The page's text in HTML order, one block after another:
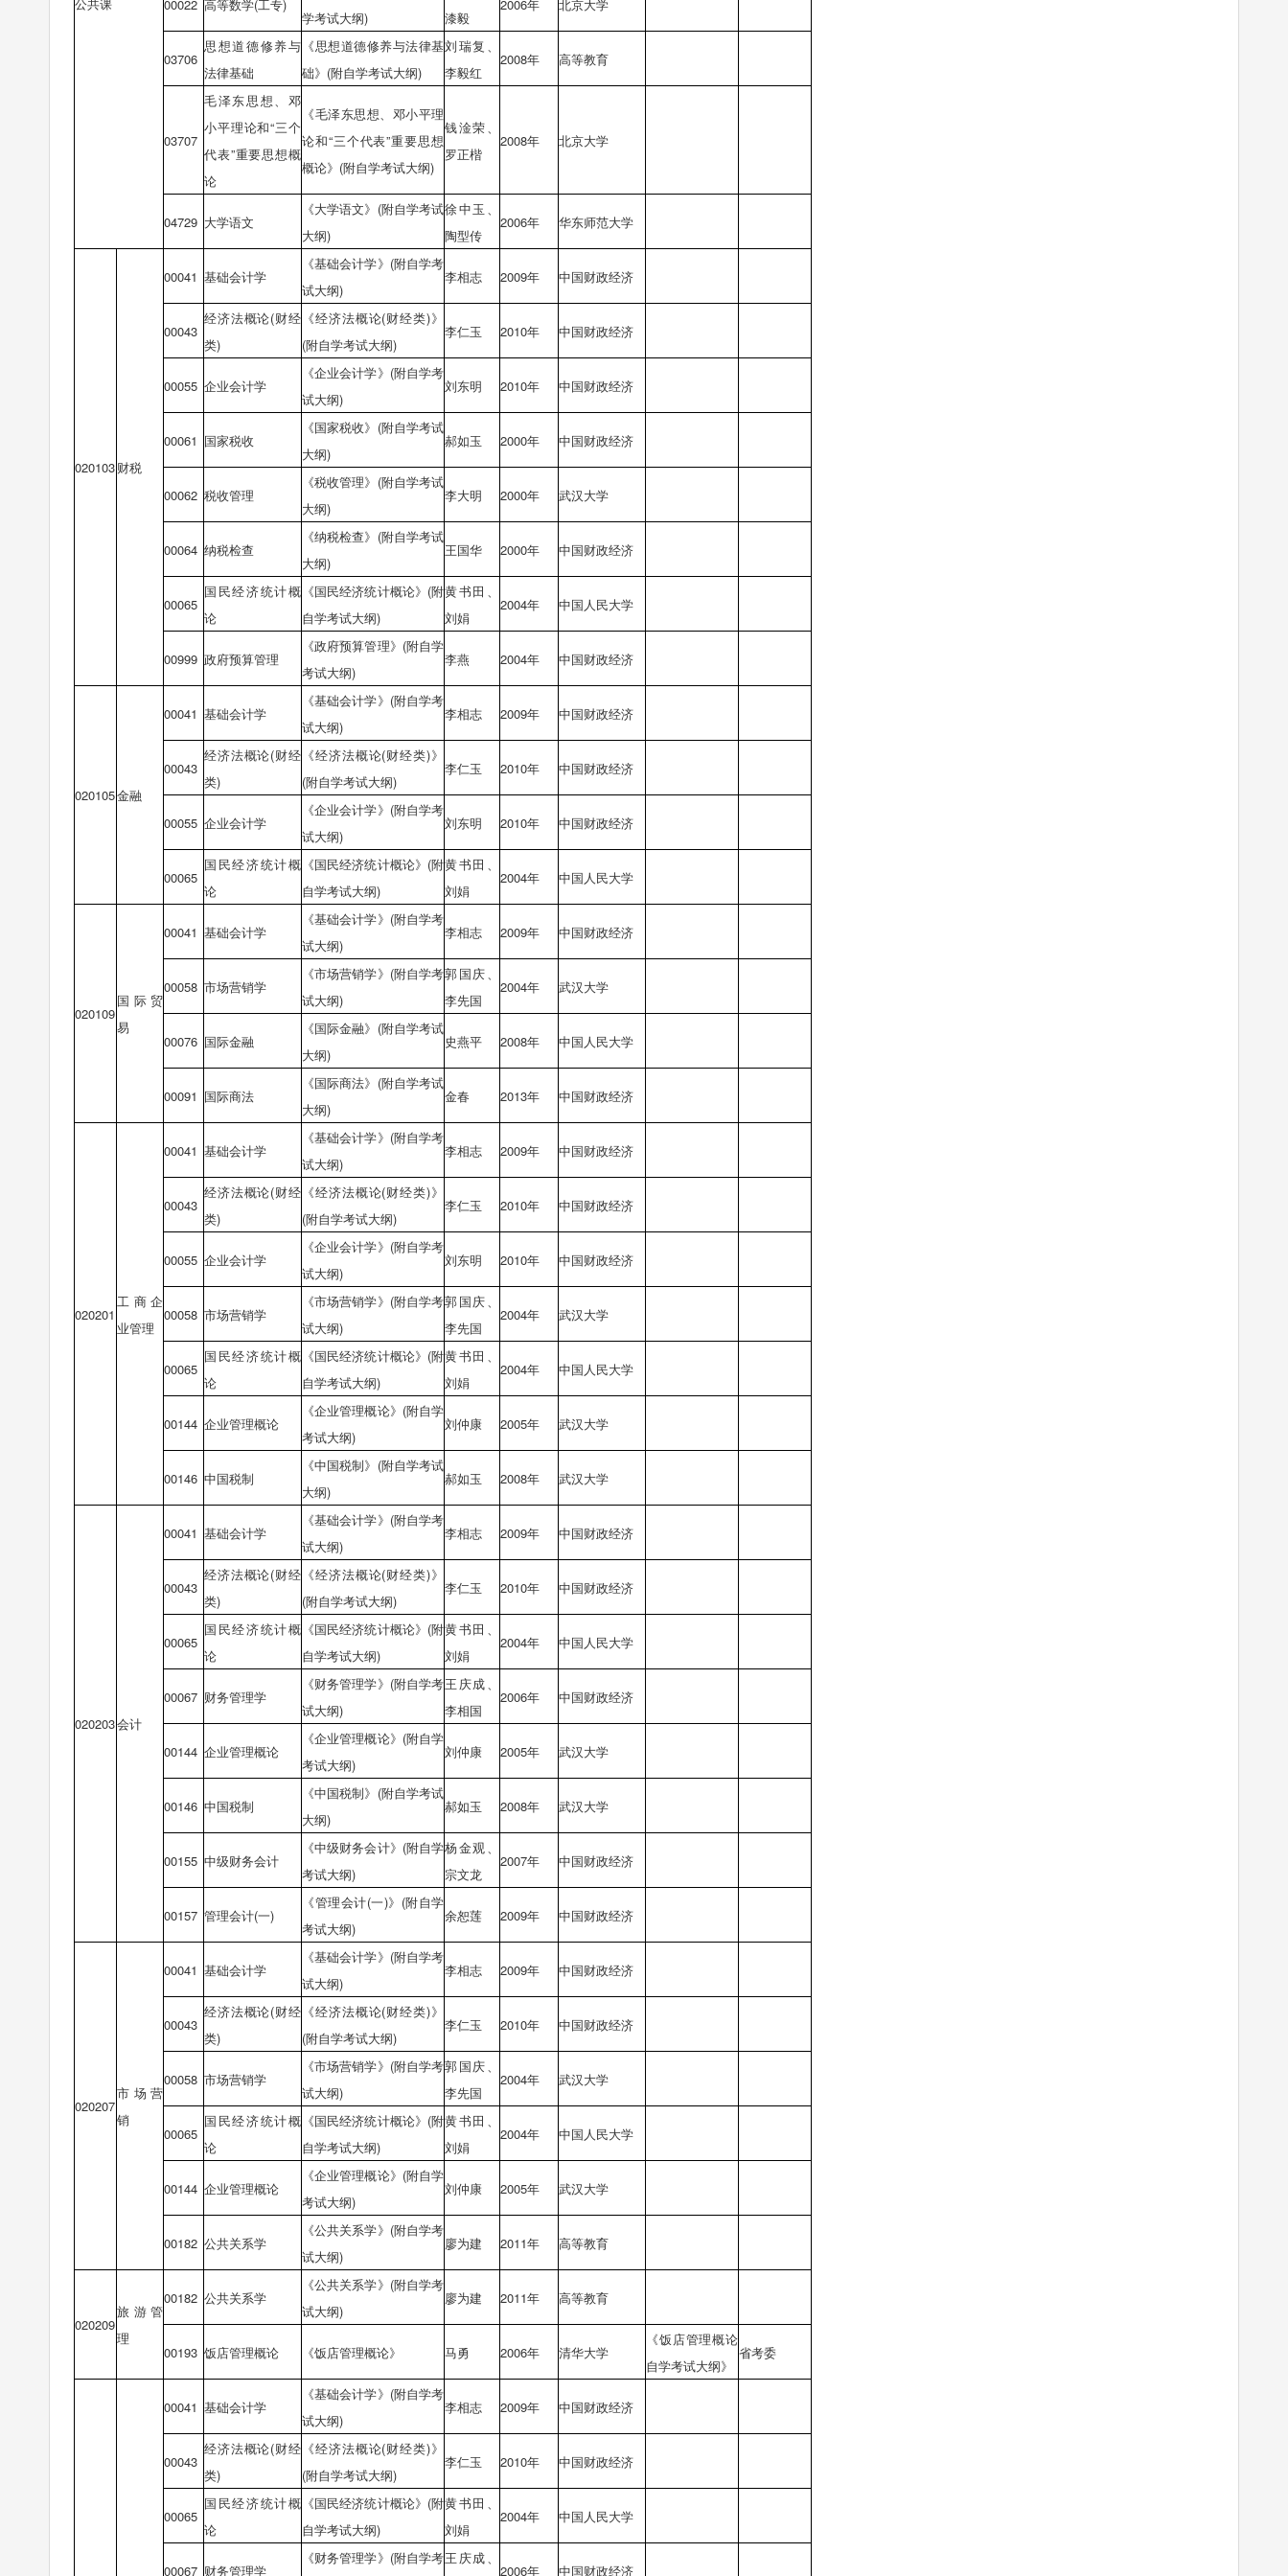
00022 高等数学(工专)
学考试大纲)
漆毅
2006年 北京大学
03706
思想道德修养与
法律基础
《思想道德修养与法律基
础》(附自学考试大纲)
刘瑞复、
李毅红
2008年 高等教育
03707
毛泽东思想、邓
小平理论和“三个
代表”重要思想概
论
《毛泽东思想、邓小平理
论和“三个代表”重要思想
概论》(附自学考试大纲)
钱淦荣、
罗正楷
2008年 北京大学
04729 大学语文
《大学语文》(附自学考试
大纲)
徐中玉、
陶型传
2006年 华东师范大学
020103财税
00041 基础会计学
《基础会计学》(附自学考
试大纲)
李相志 2009年 中国财政经济
00043
经济法概论(财经
类)
《经济法概论(财经类)》
(附自学考试大纲)
李仁玉 2010年 中国财政经济
00055 企业会计学
《企业会计学》(附自学考
试大纲)
刘东明 2010年 中国财政经济
00061 国家税收
《国家税收》(附自学考试
大纲)
郝如玉 2000年 中国财政经济
00062 税收管理
《税收管理》(附自学考试
大纲)
李大明 2000年 武汉大学
00064 纳税检查
《纳税检查》(附自学考试
大纲)
王国华 2000年 中国财政经济
00065
国民经济统计概
论
《国民经济统计概论》(附
自学考试大纲)
黄书田、
刘娟
2004年 中国人民大学
00999 政府预算管理
《政府预算管理》(附自学
考试大纲)
李燕 2004年 中国财政经济
020105金融
00041 基础会计学
《基础会计学》(附自学考
试大纲)
李相志 2009年 中国财政经济
00043
经济法概论(财经
类)
《经济法概论(财经类)》
(附自学考试大纲)
李仁玉 2010年 中国财政经济
00055 企业会计学
《企业会计学》(附自学考
试大纲)
刘东明 2010年 中国财政经济
00065
国民经济统计概
论
《国民经济统计概论》(附
自学考试大纲)
黄书田、
刘娟
2004年 中国人民大学
020109
国际贸
易
00041 基础会计学
《基础会计学》(附自学考
试大纲)
李相志 2009年 中国财政经济
00058 市场营销学
《市场营销学》(附自学考
试大纲)
郭国庆、
李先国
2004年 武汉大学
00076 国际金融
《国际金融》(附自学考试
大纲)
史燕平 2008年 中国人民大学
00091 国际商法
《国际商法》(附自学考试
大纲)
金春 2013年 中国财政经济
020201
工商企
业管理
00041 基础会计学
《基础会计学》(附自学考
试大纲)
李相志 2009年 中国财政经济
00043
经济法概论(财经
类)
《经济法概论(财经类)》
(附自学考试大纲)
李仁玉 2010年 中国财政经济
00055 企业会计学
《企业会计学》(附自学考
试大纲)
刘东明 2010年 中国财政经济
00058 市场营销学
《市场营销学》(附自学考
试大纲)
郭国庆、
李先国
2004年 武汉大学
00065
国民经济统计概
论
《国民经济统计概论》(附
自学考试大纲)
黄书田、
刘娟
2004年 中国人民大学
00144 企业管理概论
《企业管理概论》(附自学
考试大纲)
刘仲康 2005年 武汉大学
00146 中国税制
《中国税制》(附自学考试
大纲)
郝如玉 2008年 武汉大学
020203会计
00041 基础会计学
《基础会计学》(附自学考
试大纲)
李相志 2009年 中国财政经济
00043
经济法概论(财经
类)
《经济法概论(财经类)》
(附自学考试大纲)
李仁玉 2010年 中国财政经济
00065
国民经济统计概
论
《国民经济统计概论》(附
自学考试大纲)
黄书田、
刘娟
2004年 中国人民大学
00067 财务管理学
《财务管理学》(附自学考
试大纲)
王庆成、
李相国
2006年 中国财政经济
00144 企业管理概论
《企业管理概论》(附自学
考试大纲)
刘仲康 2005年 武汉大学
00146 中国税制
《中国税制》(附自学考试
大纲)
郝如玉 2008年 武汉大学
00155 中级财务会计
《中级财务会计》(附自学
考试大纲)
杨金观、
宗文龙
2007年 中国财政经济
00157 管理会计(一)
《管理会计(一)》(附自学
考试大纲)
余恕莲 2009年 中国财政经济
020207
市场营
销
00041 基础会计学
《基础会计学》(附自学考
试大纲)
李相志 2009年 中国财政经济
00043
经济法概论(财经
类)
《经济法概论(财经类)》
(附自学考试大纲)
李仁玉 2010年 中国财政经济
00058 市场营销学
《市场营销学》(附自学考
试大纲)
郭国庆、
李先国
2004年 武汉大学
00065
国民经济统计概
论
《国民经济统计概论》(附
自学考试大纲)
黄书田、
刘娟
2004年 中国人民大学
00144 企业管理概论
《企业管理概论》(附自学
考试大纲)
刘仲康 2005年 武汉大学
00182 公共关系学
《公共关系学》(附自学考
试大纲)
廖为建 2011年 高等教育
020209
旅游管
理
00182 公共关系学
《公共关系学》(附自学考
试大纲)
廖为建 2011年 高等教育
00193 饭店管理概论 《饭店管理概论》 马勇 2006年 清华大学
《饭店管理概论
自学考试大纲》
省考委
00041 基础会计学
《基础会计学》(附自学考
试大纲)
李相志 2009年 中国财政经济
00043
经济法概论(财经
类)
《经济法概论(财经类)》
(附自学考试大纲)
李仁玉 2010年 中国财政经济
00065
国民经济统计概
论
《国民经济统计概论》(附
自学考试大纲)
黄书田、
刘娟
2004年 中国人民大学
00067 财务管理学
《财务管理学》(附自学考王庆成、
2006年 中国财政经济